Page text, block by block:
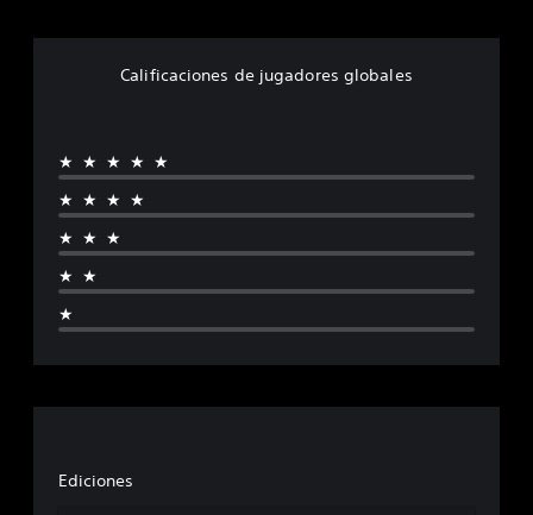
Calificaciones de jugadores globales
★★★★★
★★★★
★★★
★★
★
Ediciones